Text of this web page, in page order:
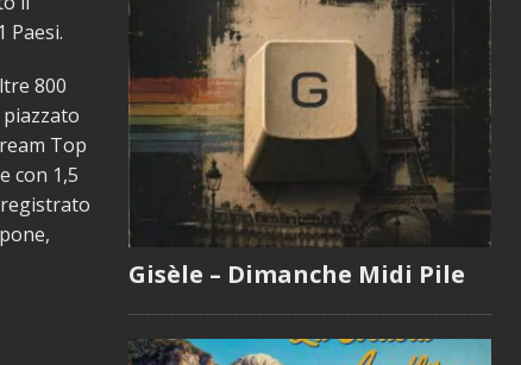
Paesi.
800
Top
con 1,5
Gisèle – Dimanche Midi Pile